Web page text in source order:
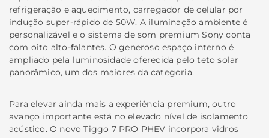
refrigeração e aquecimento, carregador de celular por
indução super-rápido de 50W. A iluminação ambiente é
personalizável e o sistema de som premium Sony conta
com oito alto-falantes. O generoso espaço interno é
ampliado pela luminosidade oferecida pelo teto solar
panorâmico, um dos maiores da categoria.
Para elevar ainda mais a experiência premium, outro
avanço importante está no elevado nível de isolamento
acústico. O novo Tiggo 7 PRO PHEV incorpora vidros